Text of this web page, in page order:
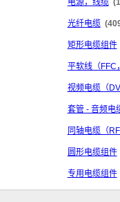
电源，线缆
光纤电缆
矩形电缆组件
平软线（FFC
视频电缆（
套管 - 音频电
同轴电缆（
圆形电缆组件
专用电缆组件